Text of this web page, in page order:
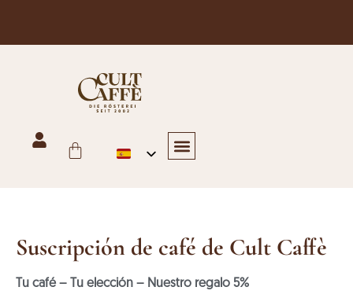
Envío gratuito en Austria para pedidos superiores a 125 €
Suscripción de café de Cult Caffè
Tu café – Tu elección – Nuestro regalo 5%